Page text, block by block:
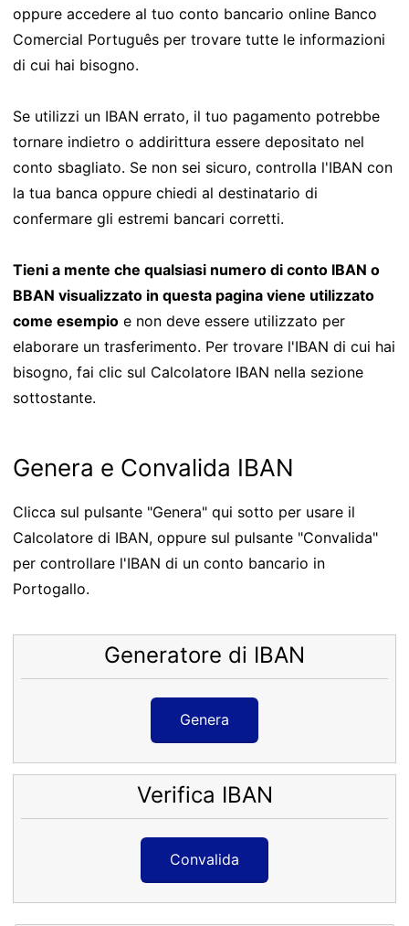
oppure accedere al tuo conto bancario online Banco
Comercial Português per trovare tutte le informazioni
di cui hai bisogno.
Se utilizzi un IBAN errato, il tuo pagamento potrebbe
tornare indietro o addirittura essere depositato nel
conto sbagliato. Se non sei sicuro, controlla l'IBAN con
la tua banca oppure chiedi al destinatario di
confermare gli estremi bancari corretti.
Tieni a mente che qualsiasi numero di conto IBAN o
BBAN visualizzato in questa pagina viene utilizzato
come esempio e non deve essere utilizzato per
elaborare un trasferimento. Per trovare l'IBAN di cui hai
bisogno, fai clic sul Calcolatore IBAN nella sezione
sottostante.
Genera e Convalida IBAN
Clicca sul pulsante "Genera" qui sotto per usare il
Calcolatore di IBAN, oppure sul pulsante "Convalida"
per controllare l'IBAN di un conto bancario in
Portogallo.
Generatore di IBAN
Genera
Verifica IBAN
Convalida